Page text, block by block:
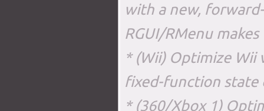
with a new,
RGUI/RMenu
* (Wii) Optimize
fixed-function state
* (360/Xbox 1)